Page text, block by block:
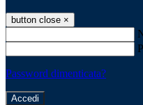
button close ×
Password dimenticata?